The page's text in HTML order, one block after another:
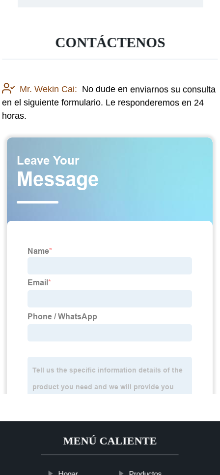
CONTÁCTENOS
Mr. Wekin Cai: No dude en enviarnos su consulta
en el siguiente formulario. Le responderemos en 24
horas.
MENÚ CALIENTE